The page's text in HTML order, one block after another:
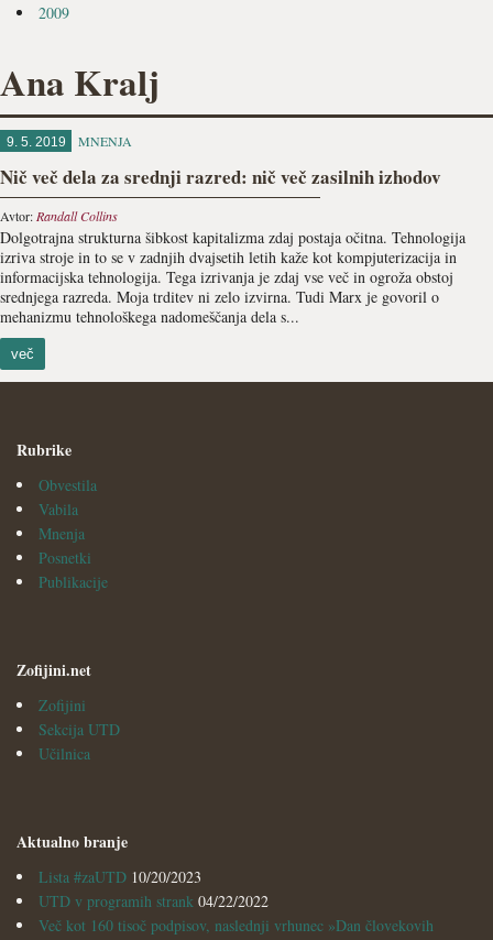
2009
Ana Kralj
9. 5. 2019 MNENJA
Nič več dela za srednji razred: nič več zasilnih izhodov
Avtor: Randall Collins
Dolgotrajna strukturna šibkost kapitalizma zdaj postaja oči­tna. Tehnologija
izriva stroje in to se v zadnjih dvajsetih letih kaže kot kompjuterizacija in
informacijska tehnologija. Tega izrivanja je zdaj vse več in ogroža obstoj
srednjega razreda. Moja trditev ni zelo izvirna. Tudi Marx je govoril o
mehanizmu tehnološkega nadomeščanja dela s...
več
Rubrike
Obvestila
Vabila
Mnenja
Posnetki
Publikacije
Zofijini.net
Zofijini
Sekcija UTD
Učilnica
Aktualno branje
Lista #zaUTD 10/20/2023
UTD v programih strank 04/22/2022
Več kot 160 tisoč podpisov, naslednji vrhunec »Dan človekovih